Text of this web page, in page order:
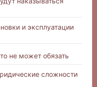
и эксплуатации
не может обязать
сложности